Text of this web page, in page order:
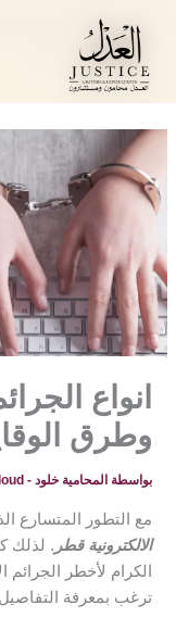
المحتوى
المدونة القانونية
وطرق الوقاية منها
انواع
وطرق
بواسطة المحامية خلود - Lawyer Kholoud
مع التطور المتسارع
الالكترونية قطر . لذلك
الكرام لأخطر الجرائم
ترغب بمعرفة